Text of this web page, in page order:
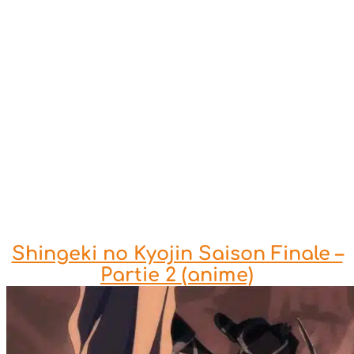
Shingeki no Kyojin Saison Finale –
Partie 2 (anime)